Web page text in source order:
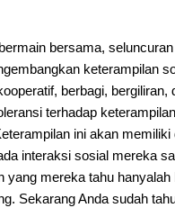
bersama,
keterampilan
berbagi, bergiliran,
terhadap
ini akan
interaksi sosial mereka
yang mereka tahu
Sekarang Anda sudah